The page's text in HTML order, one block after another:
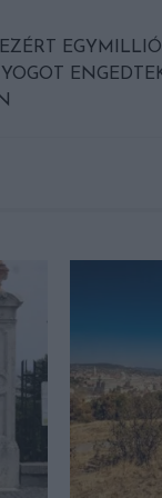
EGYMILLIÓ